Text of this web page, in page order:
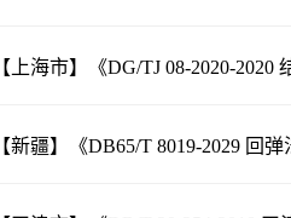
【上海市】《DG/TJ 08-2020-
【新疆】《DB65/T 8019-2029 回